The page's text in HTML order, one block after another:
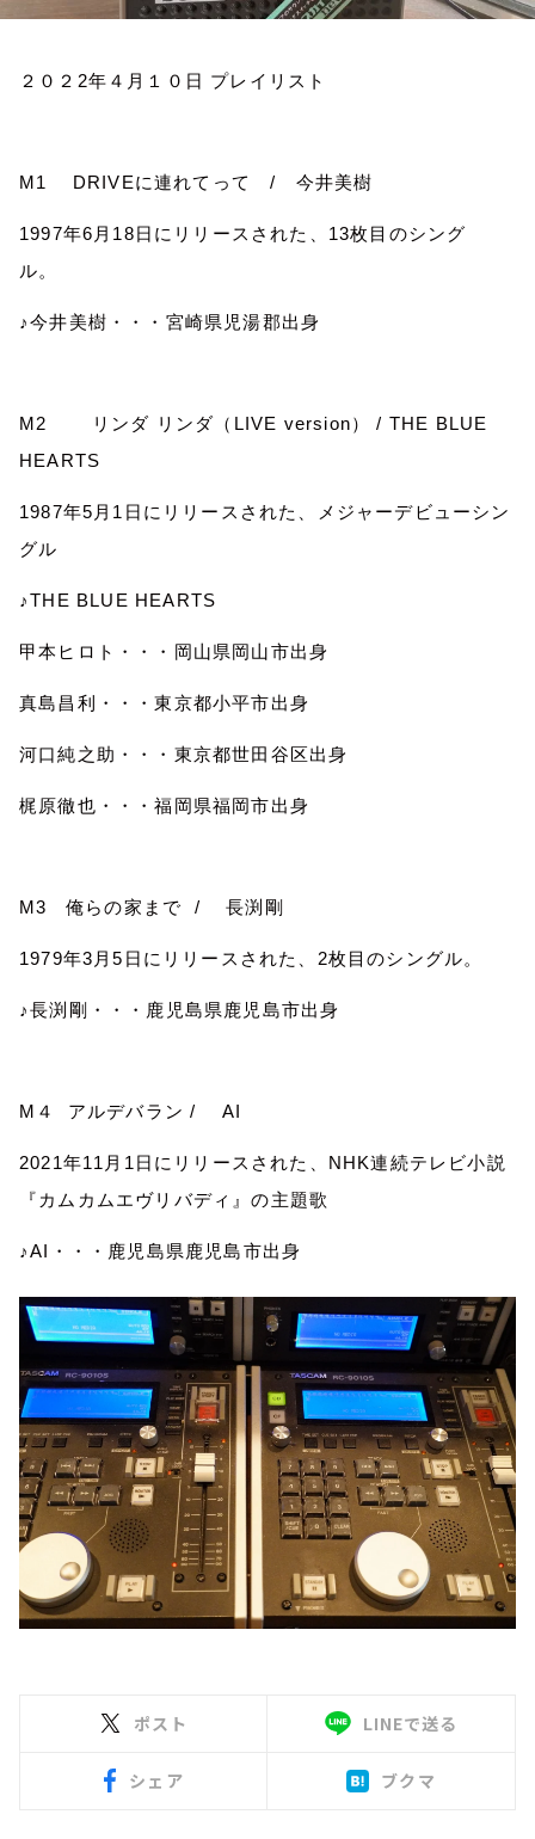
２０２ 2年４月１０日 プレイリスト
M1 DRIVEに連れてって/ 今井美樹
1997年6 月 18日にリリースされた、 13枚目のシング
ル。
♪今井美樹・・・宮崎県児湯郡出身
M2 リンダ リンダ（ LIVE version）/ THE BLUE
HEARTS
1987年5 月 1 日にリリースされた、メジャーデビューシン
グル
♪THE BLUE HEARTS
甲本ヒロト・・・岡山県岡山市出身
真島昌利・・・東京都小平市出身
河口純之助・・・東京都世田谷区出身
梶原徹也・・・福岡県福岡市出身
M3 俺らの家まで / 長渕剛
1979年3 月5 日にリリースされた、 2枚目のシングル。
♪長渕剛・・・鹿児島県鹿児島市出身
M ４ アルデバラン / AI
2021年11 月 1 日にリリースされた、 NHK連続テレビ小説
『カムカムエヴリバディ』の主題歌
♪AI ・・・鹿児島県鹿児島市出身
ポスト LINEで送る
シェア ブクマ